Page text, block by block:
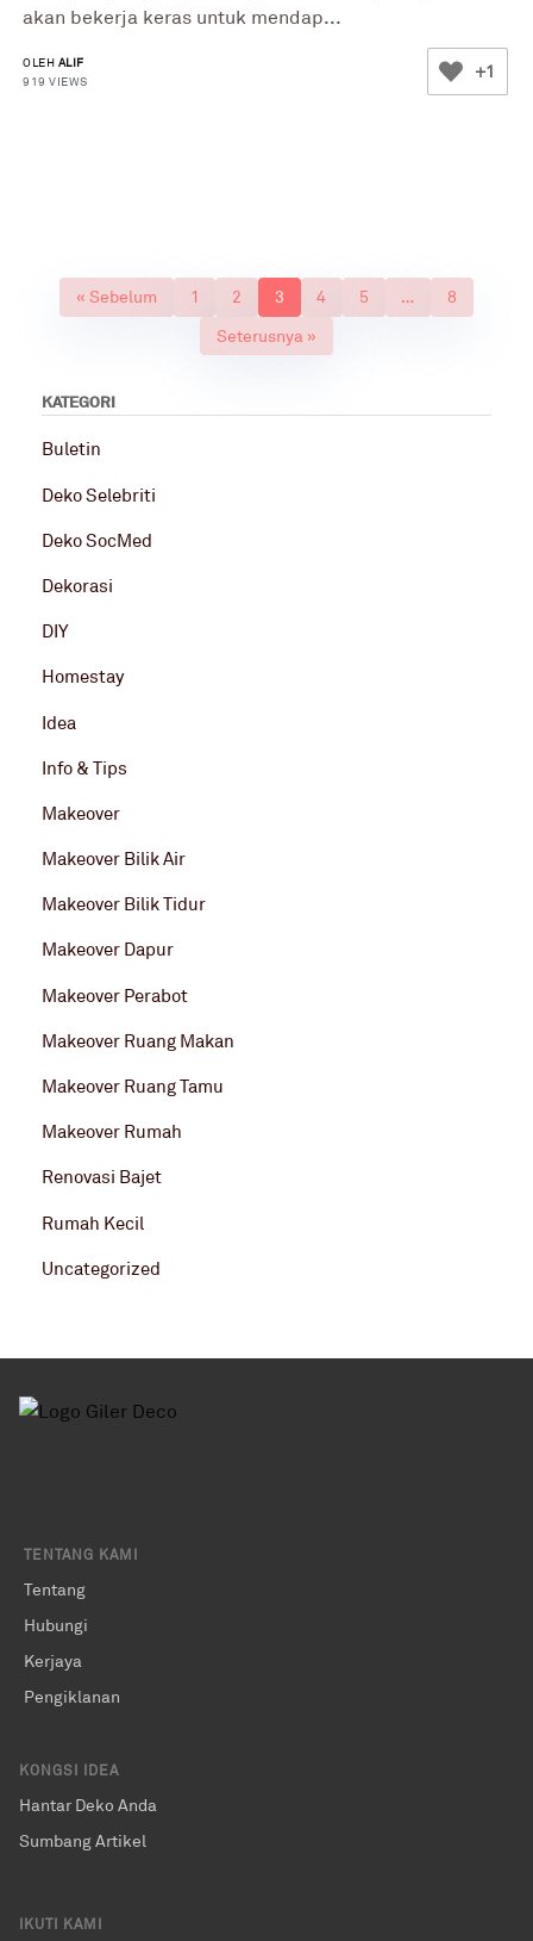
KATEGORI
Buletin
Deko Selebriti
Deko SocMed
Dekorasi
DIY
Homestay
Idea
Info & Tips
Makeover
Makeover Bilik Air
Makeover Bilik Tidur
Makeover Dapur
Makeover Perabot
Makeover Ruang Makan
Makeover Ruang Tamu
Makeover Rumah
Renovasi Bajet
Rumah Kecil
Uncategorized
akan bekerja keras untuk mendap...
OLEH ALIF
919 VIEWS
+1
« Sebelum 1 2 3 4 5 …
8
Seterusnya »
TENTANG KAMI
Tentang
Hubungi
Kerjaya
Pengiklanan
KONGSI IDEA
Hantar Deko Anda
Sumbang Artikel
IKUTI KAMI